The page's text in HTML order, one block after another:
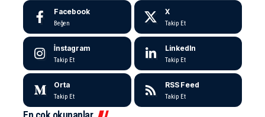
Facebook
Beğen
X
Takip Et
İnstagram
Takip Et
LinkedIn
Takip Et
Orta
Takip Et
RSS Feed
Takip Et